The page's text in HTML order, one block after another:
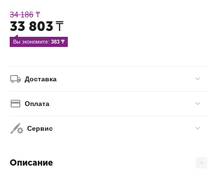
34 186 ₸
33 803₸
Вы экономите: 383 ₸
Доставка
Оплата
Сервис
Описание